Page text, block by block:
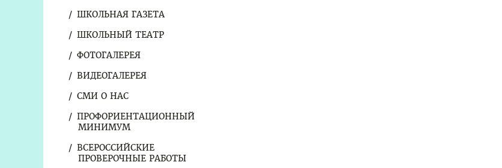
ШКОЛЬНАЯ ГАЗЕТА
ШКОЛЬНЫЙ ТЕАТР
ФОТОГАЛЕРЕЯ
ВИДЕОГАЛЕРЕЯ
СМИ О НАС
ПРОФОРИЕНТАЦИОННЫЙ
МИНИМУМ
ВСЕРОССИЙСКИЕ
ПРОВЕРОЧНЫЕ РАБОТЫ